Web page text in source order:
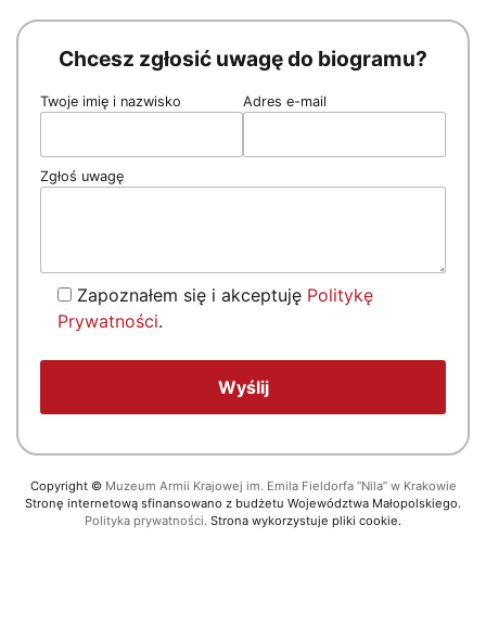
Chcesz zgłosić uwagę do biogramu?
Twoje imię i nazwisko Adres e-mail
Zgłoś uwagę
Zapoznałem się i akceptuję Politykę
Prywatności.
Copyright © Muzeum Armii Krajowej im. Emila Fieldorfa “Nila” w Krakowie
Stronę internetową sfinansowano z budżetu Województwa Małopolskiego.
Polityka prywatności. Strona wykorzystuje pliki cookie.